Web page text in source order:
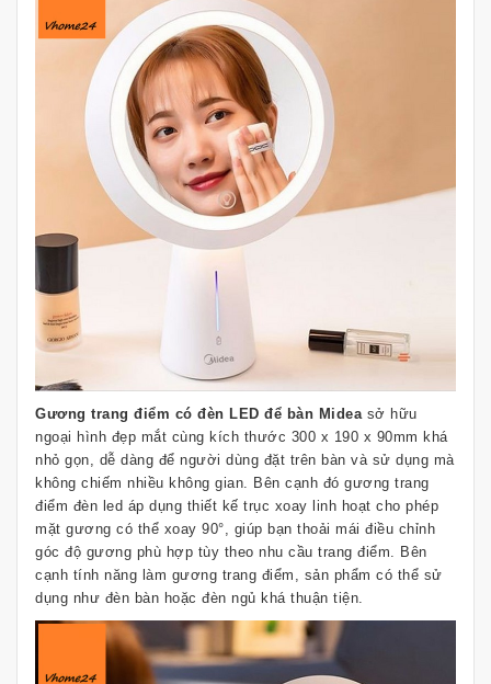
Gương trang điểm có đèn LED để bàn Mideasở hữu
ngoại hình đẹp mắt cùng kích thước 300 x 190 x 90mm khá
nhỏ gọn, dễ dàng để người dùng đặt trên bàn và sử dụng mà
không chiếm nhiều không gian. Bên cạnh đó gương trang
điểm đèn led áp dụng thiết kế trục xoay linh hoạt cho phép
mặt gương có thể xoay 90°, giúp bạn thoải mái điều chỉnh
góc độ gương phù hợp tùy theo nhu cầu trang điểm. Bên
cạnh tính năng làm gương trang điểm, sản phẩm có thể sử
dụng như đèn bàn hoặc đèn ngủ khá thuận tiện.